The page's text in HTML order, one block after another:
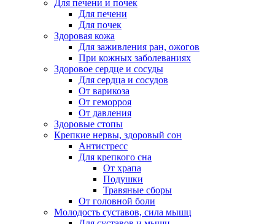
Для печени и почек
Для печени
Для почек
Здоровая кожа
Для заживления ран, ожогов
При кожных заболеваниях
Здоровое сердце и сосуды
Для сердца и сосудов
От варикоза
От геморроя
От давления
Здоровые стопы
Крепкие нервы, здоровый сон
Антистресс
Для крепкого сна
От храпа
Подушки
Травяные сборы
От головной боли
Молодость суставов, сила мышц